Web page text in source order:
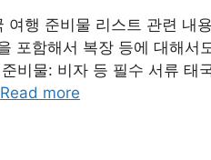
행 준비물 리스트 관련 내
포함해서 복장 등에 대해서
비물: 비자 등 필수 서류 태
Read more